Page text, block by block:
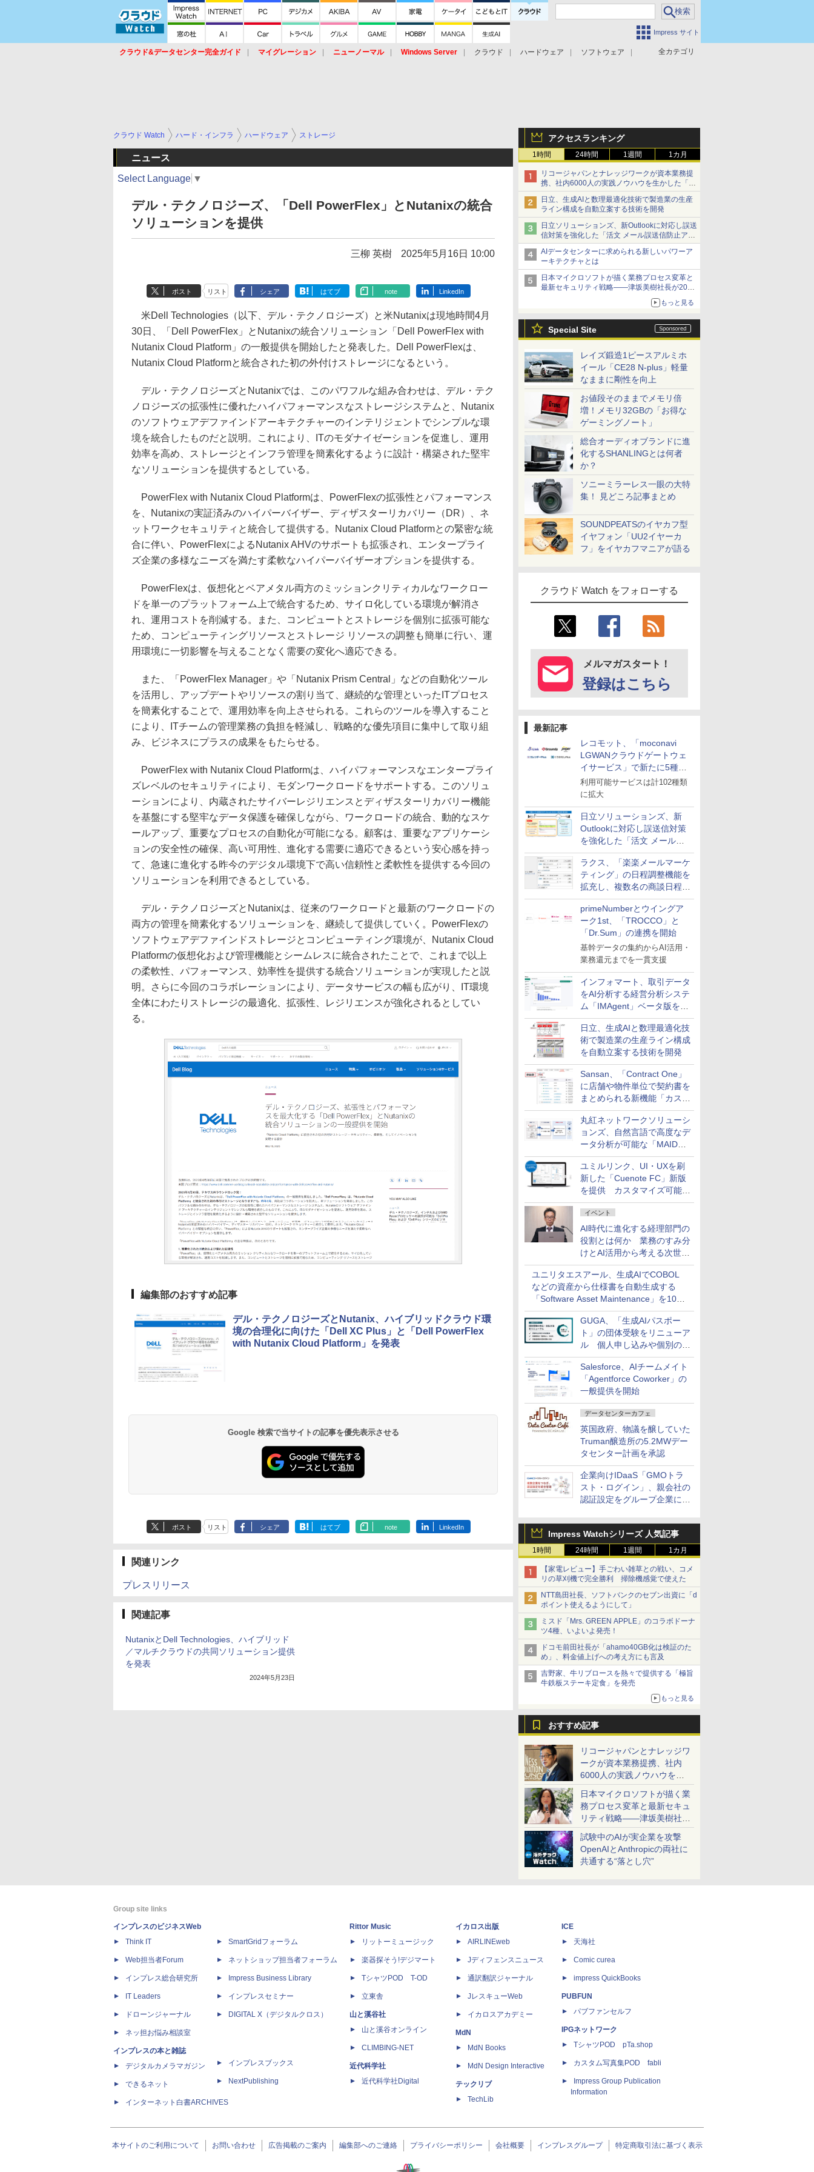
Impress サイト
全カテゴリ
クラウド&データセンター完全ガイド マイグレーション ニューノーマル Windows Server クラウド ハードウェア
ソフトウェア
アクセスランキング
1時間 24時間 1週間 1カ月
リコージャパンとナレッジワークが資本業務提
携、社内6000人の実践ノウハウを生かした「AI
商談記録 for RICOH」を展開へ
日立、生成AIと数理最適化技術で製造業の生産
ライン構成を自動立案する技術を開発
日立ソリューションズ、新Outlookに対応し誤送
信対策を強化した「活文 メール誤送信防止アド
インサービス」を提供
AIデータセンターに求められる新しいパワーア
ーキテクチャとは
日本マイクロソフトが描く業務プロセス変革と
最新セキュリティ戦略――津坂美樹社長が2027
もっと見る
Special Site
レイズ鍛造1ピースアルミホ
イール「CE28 N-plus」軽量
なままに剛性を向上
お値段そのままでメモリ倍
増！メモリ32GBの「お得な
ゲーミングノート」
総合オーディオブランドに進
化するSHANLINGとは何者
か？
ソニーミラーレス一眼の大特
集！ 見どころ記事まとめ
SOUNDPEATSのイヤカフ型
イヤフォン「UU2イヤーカ
フ」をイヤカフマニアが語る
クラウド Watch をフォローする
メルマガスタート！
登録はこちら
最新記事
レコモット、「moconavi
LGWANクラウドゲートウェ
イサービス」で新たに5種類
のサービスと連携開始
利用可能サービスは計102種類
に拡大
日立ソリューションズ、新
Outlookに対応し誤送信対策
を強化した「活文 メール誤
送信防止アドインサービス」
を提供
ラクス、「楽楽メールマーケ
ティング」の日程調整機能を
拡充し、複数名の商談日程調
整を効率化
primeNumberとウイングア
ーク1st、「TROCCO」と
「Dr.Sum」の連携を開始
基幹データの集約からAI活用・
業務還元までを一貫支援
インフォマート、取引データ
をAI分析する経営分析システ
ム「IMAgent」ベータ版を提
供
日立、生成AIと数理最適化技
術で製造業の生産ライン構成
を自動立案する技術を開発
Sansan、「Contract One」
に店舗や物件単位で契約書を
まとめられる新機能「カスタ
ム契約ツリー」を追加
丸紅ネットワークソリューシ
ョンズ、自然言語で高度なデ
ータ分析が可能な「MAIDOA
AI ASSIST」を9月より提供
ユミルリンク、UI・UXを刷
新した「Cuenote FC」新版
を提供 カスタマイズ可能な
ダッシュボード画面を搭載
イベント
AI時代に進化する経理部門の
役割とは何か 業務のすみ分
けとAI活用から考える次世代
ファイナンス戦略
ユニリタエスアール、生成AIでCOBOL
などの資産から仕様書を自動生成する
「Software Asset Maintenance」を10月
に発売
GUGA、「生成AIパスポー
ト」の団体受験をリニューア
ル 個人申し込みや個別の支
払いなどに対応
Salesforce、AIチームメイト
「Agentforce Coworker」の
一般提供を開始
データセンターカフェ
英国政府、物議を醸していた
Truman醸造所の5.2MWデー
タセンター計画を承認
企業向けIDaaS「GMOトラ
スト・ログイン」、親会社の
認証設定をグループ企業に展
Impress Watchシリーズ 人気記事
1時間 24時間 1週間 1カ月
【家電レビュー】手ごわい雑草との戦い、コメ
リの草刈機で完全勝利 掃除機感覚で使えた
NTT島田社長、ソフトバンクのセブン出資に「d
ポイント使えるようにして」
ミスド「Mrs. GREEN APPLE」のコラボドーナ
ツ4種、いよいよ発売！
ドコモ前田社長が「ahamo40GB化は検証のた
め」、料金値上げへの考え方にも言及
吉野家、牛リブロースを熱々で提供する「極旨
牛鉄板ステーキ定食」を発売
もっと見る
おすすめ記事
リコージャパンとナレッジワ
ークが資本業務提携、社内
6000人の実践ノウハウを生
かした「AI商談記録 for
RICOH」を展開へ
日本マイクロソフトが描く業
務プロセス変革と最新セキュ
リティ戦略――津坂美樹社長
が2027年度戦略を説明
試験中のAIが実企業を攻撃
OpenAIとAnthropicの両社に
共通する“落とし穴”
クラウド Watch ハード・インフラ ハードウェア ストレージ
ニュース
Select Language ▼
デル・テクノロジーズ、「Dell PowerFlex」とNutanixの統合
ソリューションを提供
三柳 英樹 2025年5月16日 10:00
ポスト リスト シェア はてブ note LinkedIn
米Dell Technologies（以下、デル・テクノロジーズ）と米Nutanixは現地時間4月
30日、「Dell PowerFlex」とNutanixの統合ソリューション「Dell PowerFlex with
Nutanix Cloud Platform」の一般提供を開始したと発表した。Dell PowerFlexは、
Nutanix Cloud Platformと統合された初の外付けストレージになるという。
デル・テクノロジーズとNutanixでは、このパワフルな組み合わせは、デル・テク
ノロジーズの拡張性に優れたハイパフォーマンスなストレージシステムと、Nutanix
のソフトウェアデファインドアーキテクチャーのインテリジェントでシンプルな環
境を統合したものだと説明。これにより、ITのモダナイゼーションを促進し、運用
効率を高め、ストレージとインフラ管理を簡素化するように設計・構築された堅牢
なソリューションを提供するとしている。
PowerFlex with Nutanix Cloud Platformは、PowerFlexの拡張性とパフォーマンス
を、Nutanixの実証済みのハイパーバイザー、ディザスターリカバリー（DR）、ネ
ットワークセキュリティと統合して提供する。Nutanix Cloud Platformとの緊密な統
合に伴い、PowerFlexによるNutanix AHVのサポートも拡張され、エンタープライ
ズ企業の多様なニーズを満たす柔軟なハイパーバイザーオプションを提供する。
PowerFlexは、仮想化とベアメタル両方のミッションクリティカルなワークロー
ドを単一のプラットフォーム上で統合するため、サイロ化している環境が解消さ
れ、運用コストを削減する。また、コンピュートとストレージを個別に拡張可能な
ため、コンピューティングリソースとストレージ リソースの調整も簡単に行い、運
用環境に一切影響を与えることなく需要の変化へ適応できる。
また、「PowerFlex Manager」や「Nutanix Prism Central」などの自動化ツール
を活用し、アップデートやリソースの割り当て、継続的な管理といったITプロセス
を簡素化することで、運用効率を向上させられる。これらのツールを導入すること
により、ITチームの管理業務の負担を軽減し、戦略的な優先項目に集中して取り組
み、ビジネスにプラスの成果をもたらせる。
PowerFlex with Nutanix Cloud Platformは、ハイパフォーマンスなエンタープライ
ズレベルのセキュリティにより、モダンワークロードをサポートする。このソリュ
ーションにより、内蔵されたサイバーレジリエンスとディザスターリカバリー機能
を基盤にする堅牢なデータ保護を確保しながら、ワークロードの統合、動的なスケ
ールアップ、重要なプロセスの自動化が可能になる。顧客は、重要なアプリケーシ
ョンの安全性の確保、高い可用性、進化する需要に適応できるという安心感を持っ
て、急速に進化する昨今のデジタル環境下で高い信頼性と柔軟性を提供する今回の
ソリューションを利用できるとしている。
デル・テクノロジーズとNutanixは、従来のワークロードと最新のワークロードの
両方の管理を簡素化するソリューションを、継続して提供していく。PowerFlexの
ソフトウェアデファインドストレージとコンピューティング環境が、Nutanix Cloud
Platformの仮想化および管理機能とシームレスに統合されたことで、これまで以上
の柔軟性、パフォーマンス、効率性を提供する統合ソリューションが実現したと説
明。さらに今回のコラボレーションにより、データサービスの幅も広がり、IT環境
全体にわたりストレージの最適化、拡張性、レジリエンスが強化されるとしてい
る。
編集部のおすすめ記事
デル・テクノロジーズとNutanix、ハイブリッドクラウド環
境の合理化に向けた「Dell XC Plus」と「Dell PowerFlex
with Nutanix Cloud Platform」を発表
Google 検索で当サイトの記事を優先表示させる
ポスト リスト シェア はてブ note LinkedIn
関連リンク
プレスリリース
関連記事
NutanixとDell Technologies、ハイブリッド
／マルチクラウドの共同ソリューション提供
を発表
2024年5月23日
Group site links
インプレスのビジネスWeb
Think IT
Web担当者Forum
インプレス総合研究所
IT Leaders
ドローンジャーナル
ネッ担お悩み相談室
インプレスの本と雑誌
デジタルカメラマガジン
できるネット
インターネット白書ARCHIVES
SmartGridフォーラム
ネットショップ担当者フォーラム
Impress Business Library
インプレスセミナー
DIGITAL X（デジタルクロス）
インプレスブックス
NextPublishing
Rittor Music
リットーミュージック
楽器探そう!デジマート
TシャツPOD T-OD
立東舎
山と溪谷社
山と溪谷オンライン
CLIMBING-NET
近代科学社
近代科学社Digital
イカロス出版
AIRLINEweb
Jディフェンスニュース
通訳翻訳ジャーナル
JレスキューWeb
イカロスアカデミー
MdN
MdN Books
MdN Design Interactive
テックリブ
TechLib
ICE
天海社
Comic curea
impress QuickBooks
PUBFUN
パブファンセルフ
IPGネットワーク
TシャツPOD pTa.shop
カスタム写真集POD fabli
Impress Group Publication
Information
本サイトのご利用について お問い合わせ 広告掲載のご案内 編集部へのご連絡 プライバシーポリシー 会社概要 インプレスグループ 特定商取引法に基づく表示